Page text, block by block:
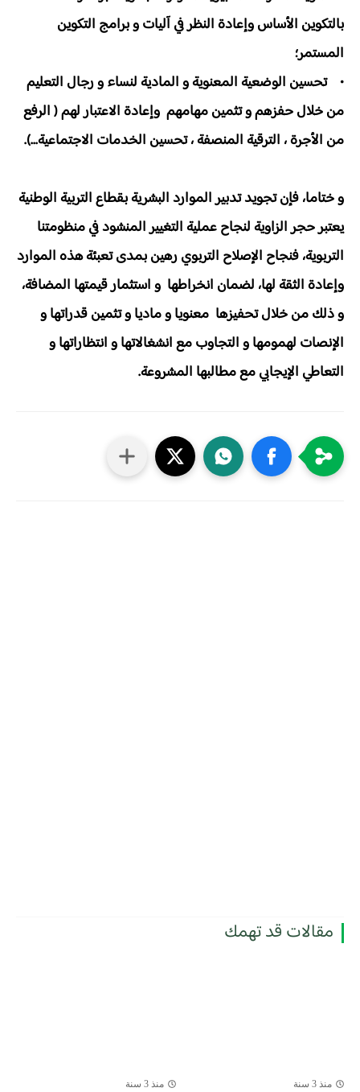
بالتكوين الأساس وإعادة النظر في آليات و برامج التكوين
المستمر؛
• تحسين الوضعية المعنوية و المادية لنساء و رجال التعليم
من خلال حفزهم و تثمين مهامهم وإعادة الاعتبار لهم ( الرفع
من الأجرة ، الترقية المنصفة ، تحسين الخدمات الاجتماعية...).
و ختاما، فإن تجويد تدبير الموارد البشرية بقطاع التربية الوطنية
يعتبر حجر الزاوية لنجاح عملية التغيير المنشود في منظومتنا
التربوية، فنجاح الإصلاح التربوي رهين بمدى تعبئة هذه الموارد
وإعادة الثقة لها، لضمان انخراطها و استثمار قيمتها المضافة،
و ذلك من خلال تحفيزها معنويا و ماديا و تثمين قدراتها و
الإنصات لهمومها و التجاوب مع انشغالاتها و انتظاراتها و
التعاطي الإيجابي مع مطالبها المشروعة.
مقالات قد تهمك
منذ 3 سنة منذ 3 سنة